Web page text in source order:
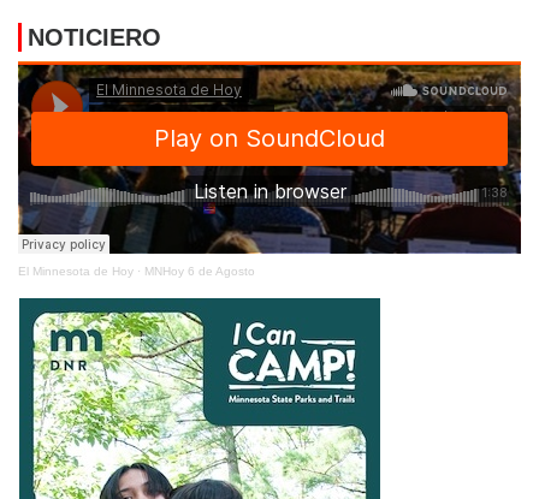
NOTICIERO
El Minnesota de Hoy · MNHoy 6 de Agosto